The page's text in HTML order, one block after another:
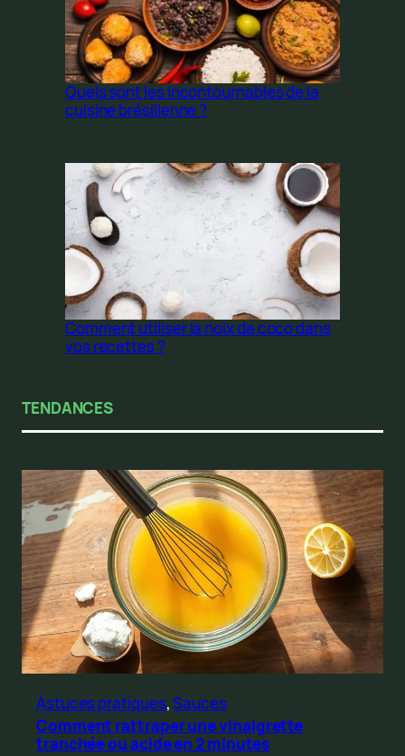
Quels sont les incontournables de la
cuisine brésilienne ?
Comment utiliser la noix de coco dans
vos recettes ?
TENDANCES
Astuces pratiques, Sauces
Comment rattraper une vinaigrette
tranchée ou acide en 2 minutes